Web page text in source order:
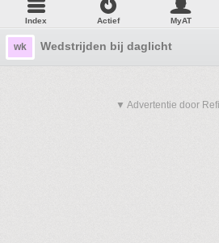
Index Actief MyAT
wk Wedstrijden bij daglicht
▼ Advertentie door